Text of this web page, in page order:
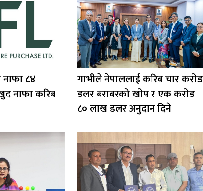
८४
नाफा करिब
गाभीले नेपाललाई करिब चार करोड
डलर बराबरको खोप र एक करोड
८० लाख डलर अनुदान दिने